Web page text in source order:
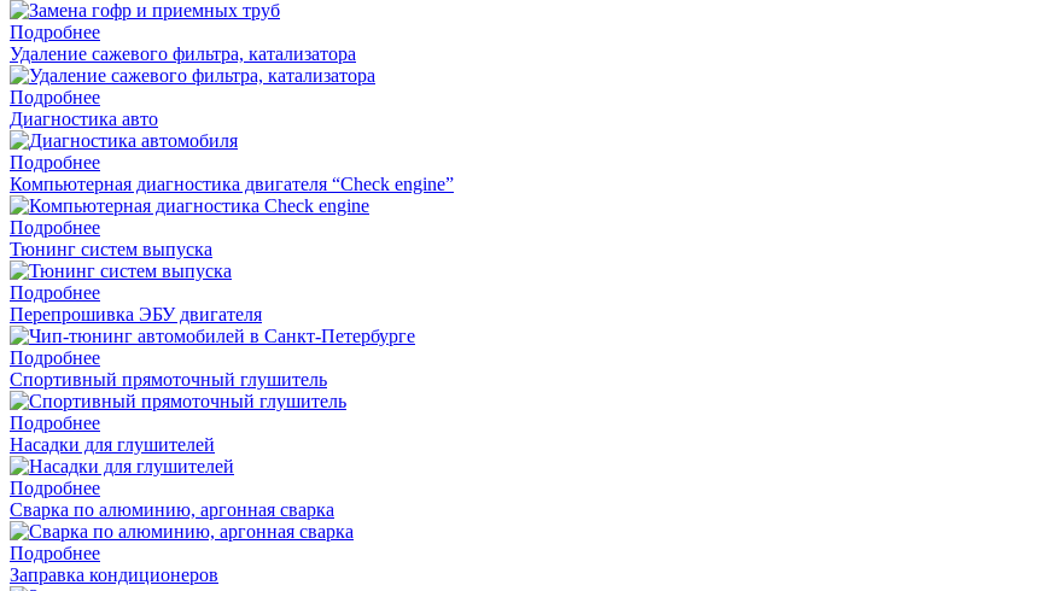
Подробнее
Удаление сажевого фильтра, катализатора
Подробнее
Диагностика авто
Подробнее
Компьютерная диагностика двигателя “Check engine”
Подробнее
Тюнинг систем выпуска
Подробнее
Перепрошивка ЭБУ двигателя
Подробнее
Спортивный прямоточный глушитель
Подробнее
Насадки для глушителей
Подробнее
Cварка по алюминию, аргонная сварка
Подробнее
Заправка кондиционеров